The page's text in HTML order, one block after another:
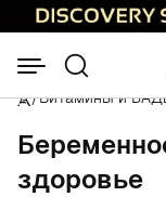
/Витамины и
здоровье